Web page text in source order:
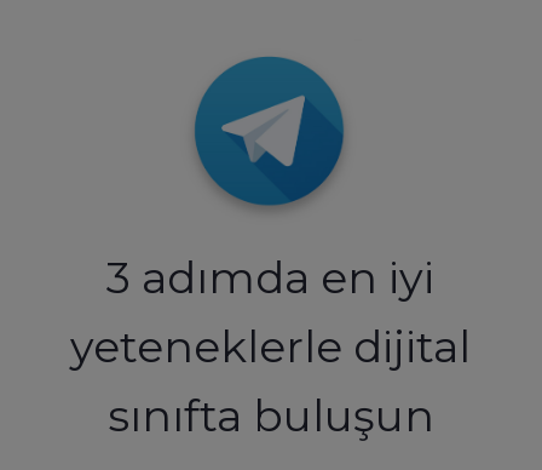
3 adımda en iyi
yeteneklerle dijital
sınıfta buluşun